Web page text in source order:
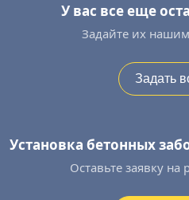
У вас все еще
Задайте их
Задать
Установка бетонных
Оставьте заявку на